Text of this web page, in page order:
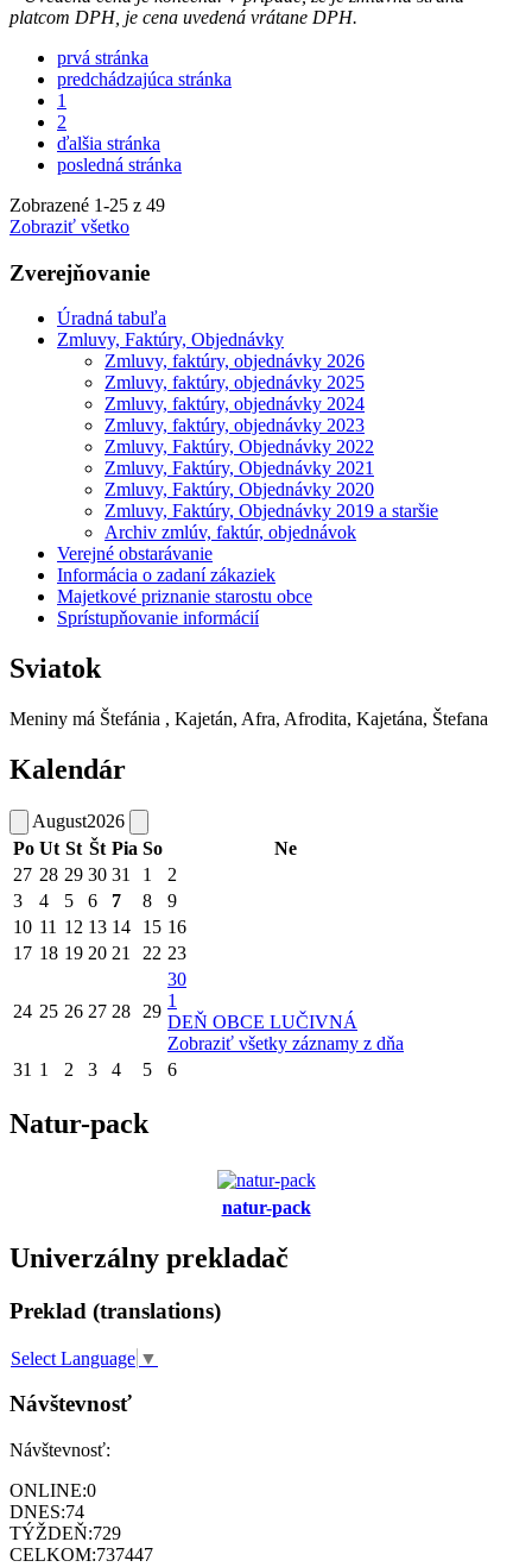
platcom DPH, je cena uvedená vrátane DPH.
prvá stránka
predchádzajúca stránka
1
2
ďalšia stránka
posledná stránka
Zobrazené 1-25 z 49
Zobraziť všetko
Zverejňovanie
Úradná tabuľa
Zmluvy, Faktúry, Objednávky
Zmluvy, faktúry, objednávky 2026
Zmluvy, faktúry, objednávky 2025
Zmluvy, faktúry, objednávky 2024
Zmluvy, faktúry, objednávky 2023
Zmluvy, Faktúry, Objednávky 2022
Zmluvy, Faktúry, Objednávky 2021
Zmluvy, Faktúry, Objednávky 2020
Zmluvy, Faktúry, Objednávky 2019 a staršie
Archiv zmlúv, faktúr, objednávok
Verejné obstarávanie
Informácia o zadaní zákaziek
Majetkové priznanie starostu obce
Sprístupňovanie informácií
Sviatok
Meniny má Štefánia , Kajetán, Afra, Afrodita, Kajetána, Štefana
Kalendár
August2026
Po Ut St Št Pia So
Ne
27 28 29 30 31 1
2
3
4 5 6 7 8
9
10 11 12 13 14 15 16
17 18 19 20 21 22 23
24 25 26 27 28 29
30
1
DEŇ OBCE LUČIVNÁ
Zobraziť všetky záznamy z dňa
31 1 2 3 4 5 6
Natur-pack
natur-pack
Univerzálny prekladač
Preklad (translations)
Select Language ▼
Návštevnosť
Návštevnosť:
ONLINE:0
DNES:74
TÝŽDEŇ:729
CELKOM:737447